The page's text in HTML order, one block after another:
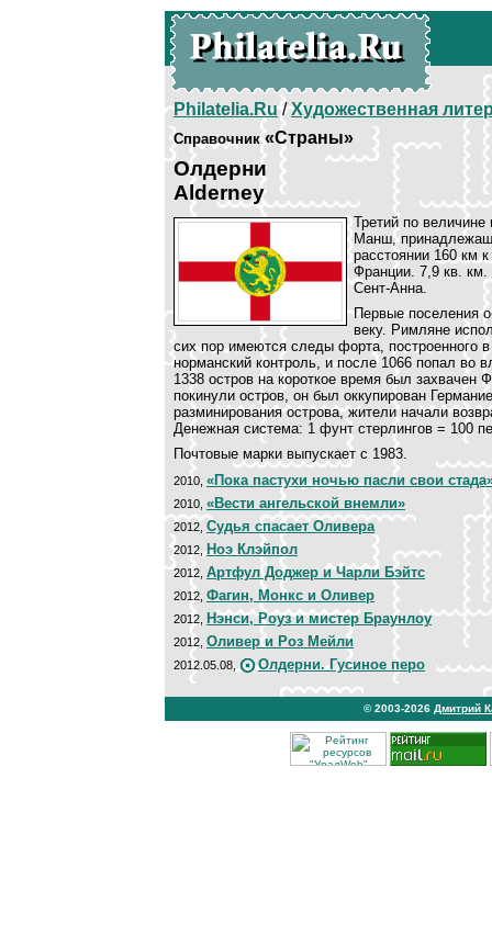
Philatelia.Ru/Художественная
Справочник«Страны»
Олдерни
Alderney
Третий по
Манш,
расстоянии 160 км
Франции. 7,9 кв.
Сент-Анна.
Первые поселения
веку. Римляне
сих пор имеются следы форта,
норманский контроль, и после 1066 попал во
1338 остров на короткое время был
покинули остров, он был оккупирован
разминирования острова, жители начали
Денежная система: 1 фунт стерлингов = 100
Почтовые марки выпускает с 1983.
2010, «Пока пастухи ночью пасли свои
2010, «Вести ангельской внемли»
2012, Судья спасает Оливера
2012,Ноэ Клэйпол
2012, Артфул Доджер и Чарли Бэйтс
2012, Фагин, Монкс и Оливер
2012, Нэнси, Роуз и мистер Браунлоу
2012, Оливер и Роз Мейли
2012.05.08, Олдерни. Гусиное перо
© 2003-2026 Дмитрий